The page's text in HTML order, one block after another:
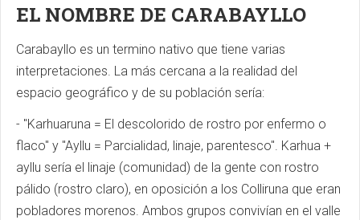
EL NOMBRE DE CARABAYLLO
Carabayllo es un termino nativo que tiene varias
interpretaciones. La más cercana a la realidad del
espacio geográfico y de su población sería:
- "Karhuaruna = El descolorido de rostro por enfermo o
flaco" y "Ayllu = Parcialidad, linaje, parentesco". Karhua +
ayllu sería el linaje (comunidad) de la gente con rostro
pálido (rostro claro), en oposición a los Colliruna que eran
pobladores morenos. Ambos grupos convivían en el valle